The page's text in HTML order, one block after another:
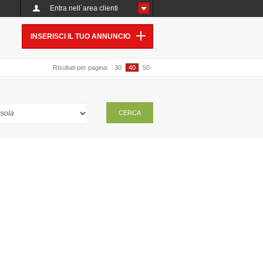
Entra nell`area clienti
INSERISCI IL TUO ANNUNCIO
Risultati per pagina: 30 40 50
CERCA